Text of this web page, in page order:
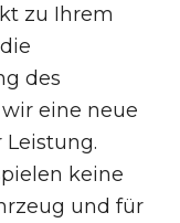
zu Ihrem
des
eine neue
keine
und für